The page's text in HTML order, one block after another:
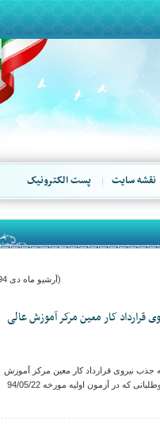
سایت پست الکترونیک
(آرشیو ماه دی 1394)
کار معین مرکر آموزش عالی
نیروی قرارداد کار معین مرکز آموزش
عالی ممسنی، آزمونی جهت کلیه داوطلبانی که در آزمون اولیه مورخه 94/05/22